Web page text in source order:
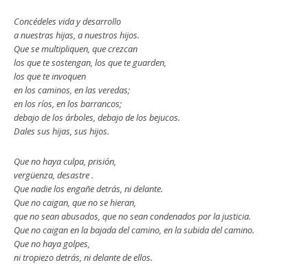
Concédeles vida y desarrollo
a nuestras hijas, a nuestros hijos.
Que se multipliquen, que crezcan
los que te sostengan, los que te guarden,
los que te invoquen
en los caminos, en las veredas;
en los ríos, en los barrancos;
debajo de los árboles, debajo de los bejucos.
Dales sus hijas, sus hijos.
Que no haya culpa, prisión,
vergüenza, desastre .
Que nadie los engañe detrás, ni delante.
Que no caigan, que no se hieran,
que no sean abusados, que no sean condenados por la justicia.
Que no caigan en la bajada del camino, en la subida del camino.
Que no haya golpes,
ni tropiezo detrás, ni delante de ellos.